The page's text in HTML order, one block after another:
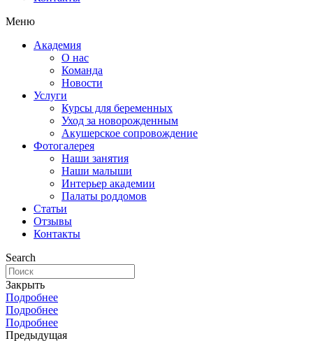
Меню
Академия
О нас
Команда
Новости
Услуги
Курсы для беременных
Уход за новорожденным
Акушерское сопровождение
Фотогалерея
Наши занятия
Наши малыши
Интерьер академии
Палаты роддомов
Статьи
Отзывы
Контакты
Search
Закрыть
Подробнее
Подробнее
Подробнее
Предыдущая